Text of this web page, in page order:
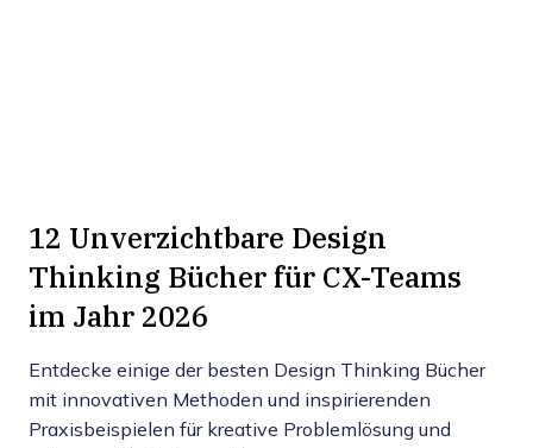
12 Unverzichtbare Design
Thinking Bücher für CX-Teams
im Jahr 2026
Entdecke einige der besten Design Thinking Bücher
mit innovativen Methoden und inspirierenden
Praxisbeispielen für kreative Problemlösung und